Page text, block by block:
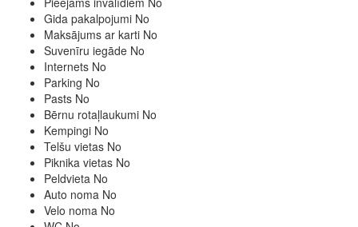
Gida pakalpojumi No
Maksājums ar karti No
Suvenīru iegāde No
Internets No
Parking No
Pasts No
Bērnu rotaļlaukumi No
Kempingi No
Telšu vietas No
Piknika vietas No
Peldvieta No
Auto noma No
Velo noma No